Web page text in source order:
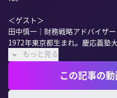
＜ゲスト＞
田中慎一｜財務戦略アドバイザ
1972年東京都生まれ。慶応義塾
もっと見る
この記事の